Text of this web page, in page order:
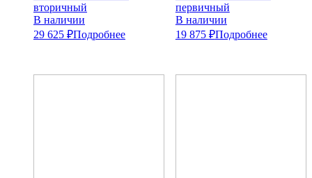
вторичный
В наличии
29 625 ₽Подробнее
первичный
В наличии
19 875 ₽Подробнее